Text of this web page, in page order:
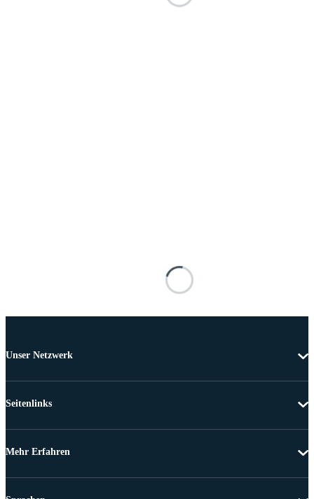
Unser Netzwerk
Seitenlinks
Mehr Erfahren